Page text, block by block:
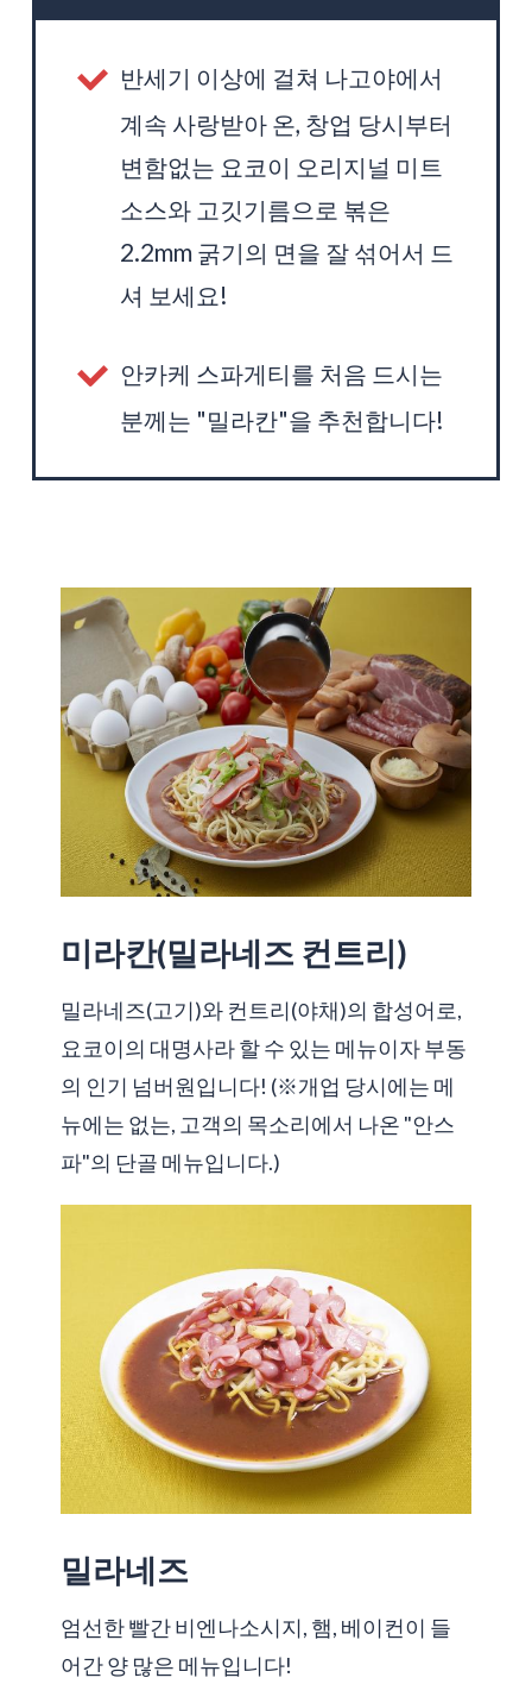
반세기 이상에 걸쳐 나고야에서
계속 사랑받아 온, 창업 당시부터
변함없는 요코이 오리지널 미트
소스와 고깃기름으로 볶은
2.2mm 굵기의 면을 잘 섞어서 드
셔 보세요!
안카케 스파게티를 처음 드시는
분께는 "밀라칸"을 추천합니다!
미라칸(밀라네즈 컨트리)
밀라네즈(고기)와 컨트리(야채)의 합성어로,
요코이의 대명사라 할 수 있는 메뉴이자 부동
의 인기 넘버원입니다! (※개업 당시에는 메
뉴에는 없는, 고객의 목소리에서 나온 "안스
파"의 단골 메뉴입니다.)
밀라네즈
엄선한 빨간 비엔나소시지, 햄, 베이컨이 들
어간 양 많은 메뉴입니다!